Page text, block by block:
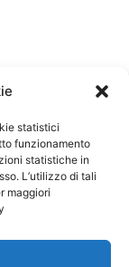
statistici
funzionamento
statistiche in
L’utilizzo di tali
maggioriby
Vivaro (PN)